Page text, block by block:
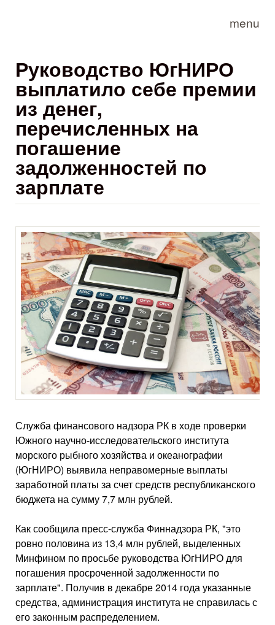
menu
Руководство ЮгНИРО
выплатило себе премии
из денег,
перечисленных на
погашение
задолженностей по
зарплате
Служба финансового надзора РК в ходе проверки
Южного научно-исследовательского института
морского рыбного хозяйства и океанографии
(ЮгНИРО) выявила неправомерные выплаты
заработной платы за счет средств республиканского
бюджета на сумму 7,7 млн рублей.
Как сообщила пресс-служба Финнадзора РК, "это
ровно половина из 13,4 млн рублей, выделенных
Минфином по просьбе руководства ЮгНИРО для
погашения просроченной задолженности по
зарплате". Получив в декабре 2014 года указанные
средства, администрация института не справилась с
его законным распределением.